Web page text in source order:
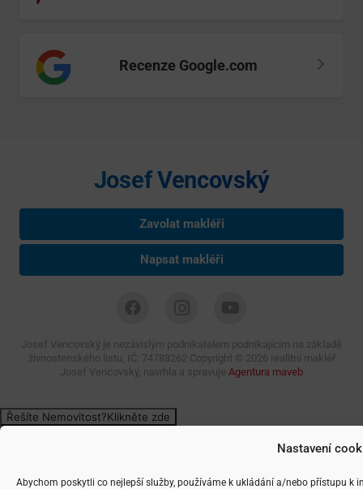
Nastavení
Abychom poskytli co nejlepší služby, používáme k ukládání a/nebo přístupu k
Recenze Google.com
Josef Vencovský
Zavolat makléři
Napsat makléři
Josef Vencovský je nezávislým podnikatelem podnikajícím na základě
živnostenského listu, IČ: 74783262 Copyright © 2026 realitní makléř
Josef Vencovský, navrhla a spravuje Agentura maveb